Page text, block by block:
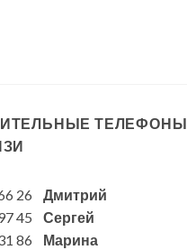
ТЕЛЕФОНЫ
26 Дмитрий
45 Сергей
86 Марина